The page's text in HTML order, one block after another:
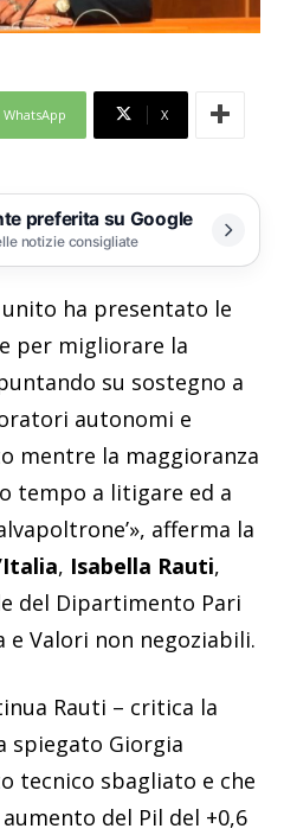
WhatsApp X
preferita su Google
notizie consigliate
ha presentato le
per migliorare la
su sostegno a
autonomi e
mentre la maggioranza
tempo a litigare ed a
afferma la
, Isabella Rauti,
del Dipartimento Pari
Valori non negoziabili.
Rauti – critica la
spiegato Giorgia
tecnico sbagliato e che
del Pil del +0,6